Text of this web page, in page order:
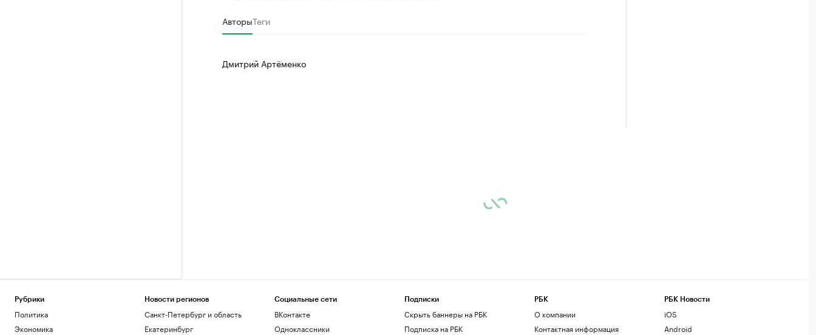
АвторыТеги
Дмитрий Артёменко
Рубрики
Политика
Экономика
Новости регионов
Санкт-Петербург и область
Екатеринбург
Социальные сети
ВКонтакте
Одноклассники
Подписки
Скрыть баннеры на РБК
Подписка на РБК
РБК
О компании
Контактная информация
РБК Новости
iOS
Android